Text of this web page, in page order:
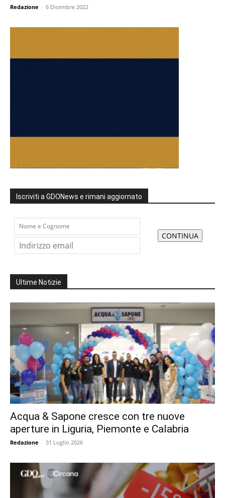
Redazione - 6 Dicembre 2022
Iscriviti a GDONews e rimani aggiornato
Ultime Notizie
Acqua & Sapone cresce con tre nuove
aperture in Liguria, Piemonte e Calabria
Redazione - 31 Luglio 2026